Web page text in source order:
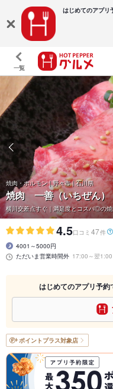
はじめてのアプリ
一覧
焼肉・ホルモン | 野々市 | 石川県
焼肉 一善（いちぜん
横川交差点すぐ｜満足度とコスパ◎の
4.5口コミ 47件
4001～5000円
ただいま営業時間外 17:00～翌1:00
はじめてのアプリ予約
ポイントプラス対象店